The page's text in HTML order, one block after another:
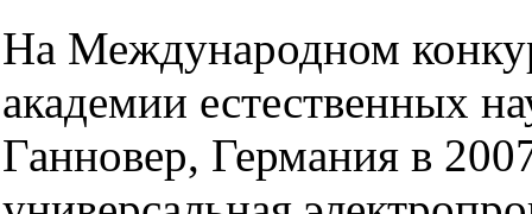
На Международном
академии естественных
Ганновер, Германия в